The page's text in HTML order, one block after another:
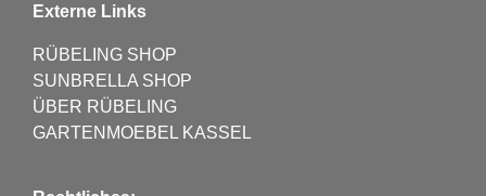
Externe Links
RÜBELING SHOP
SUNBRELLA SHOP
ÜBER RÜBELING
GARTENMOEBEL KASSEL